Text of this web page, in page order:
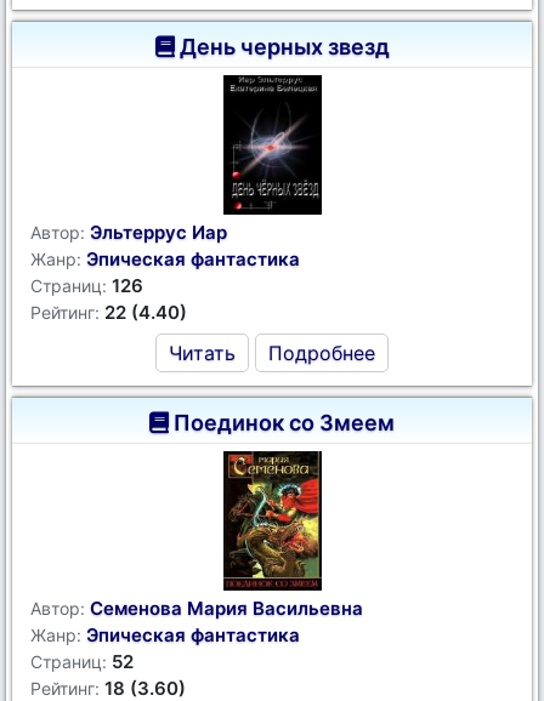
День черных звезд
Автор: Эльтеррус Иар
Жанр: Эпическая фантастика
Страниц: 126
Рейтинг: 22 (4.40)
Читать Подробнее
Поединок со Змеем
Автор: Семенова Мария Васильевна
Жанр: Эпическая фантастика
Страниц: 52
Рейтинг: 18 (3.60)